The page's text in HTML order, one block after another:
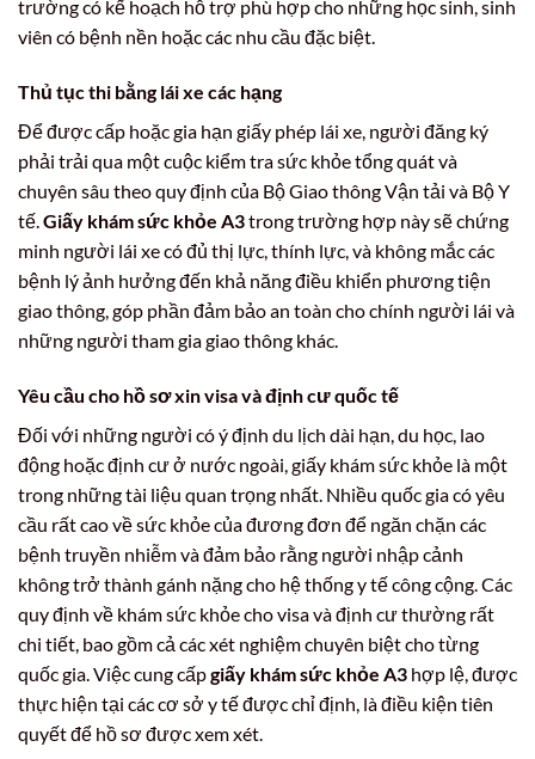
trường có kế hoạch hỗ trợ phù hợp cho những học sinh, sinh
viên có bệnh nền hoặc các nhu cầu đặc biệt.
Thủ tục thi bằng lái xe các hạng
Để được cấp hoặc gia hạn giấy phép lái xe, người đăng ký
phải trải qua một cuộc kiểm tra sức khỏe tổng quát và
chuyên sâu theo quy định của Bộ Giao thông Vận tải và Bộ Y
tế. Giấy khám sức khỏe A3trong trường hợp này sẽ chứng
minh người lái xe có đủ thị lực, thính lực, và không mắc các
bệnh lý ảnh hưởng đến khả năng điều khiển phương tiện
giao thông, góp phần đảm bảo an toàn cho chính người lái và
những người tham gia giao thông khác.
Yêu cầu cho hồ sơ xin visa và định cư quốc tế
Đối với những người có ý định du lịch dài hạn, du học, lao
động hoặc định cư ở nước ngoài, giấy khám sức khỏe là một
trong những tài liệu quan trọng nhất. Nhiều quốc gia có yêu
cầu rất cao về sức khỏe của đương đơn để ngăn chặn các
bệnh truyền nhiễm và đảm bảo rằng người nhập cảnh
không trở thành gánh nặng cho hệ thống y tế công cộng. Các
quy định về khám sức khỏe cho visa và định cư thường rất
chi tiết, bao gồm cả các xét nghiệm chuyên biệt cho từng
quốc gia. Việc cung cấpgiấy khám sức khỏe A3 hợp lệ, được
thực hiện tại các cơ sở y tế được chỉ định, là điều kiện tiên
quyết để hồ sơ được xem xét.